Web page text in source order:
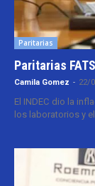
Paritarias
Paritarias
Camila Gomez - 22/
El INDEC dio la
los laboratorios y el